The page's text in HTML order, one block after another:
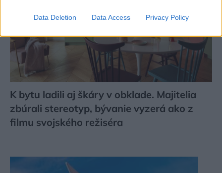
Data Deletion Data Access Privacy Policy
K bytu ladili aj škáry v obklade. Majitelia
zbúrali stereotyp, bývanie vyzerá ako z
filmu svojského režiséra